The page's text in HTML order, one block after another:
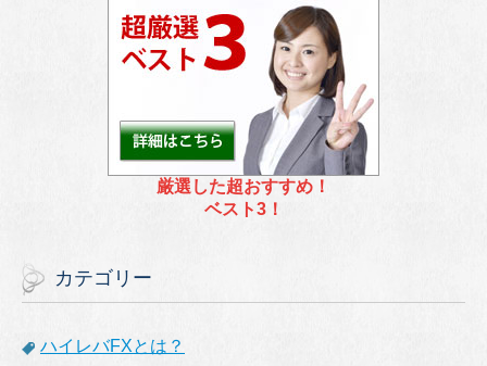
厳選した超おすすめ！
ベスト3！
カテゴリー
ハイレバFXとは？